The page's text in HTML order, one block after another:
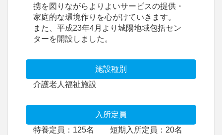
携を図りながらよりよいサービスの提供・
家庭的な環境作りを心がけていきます。
また、平成23年4月より城陽地域包括セン
ターを開設しました。
施設種別
介護老人福祉施設
入所定員
特養定員：125名 短期入所定員：20名